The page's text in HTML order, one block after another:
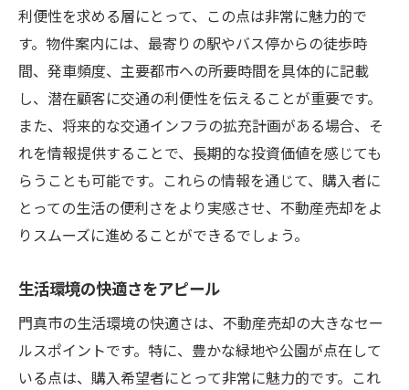
利便性を求める層にとって、この点は非常に魅力的で
す。物件案内には、最寄りの駅やバス停からの徒歩時
間、発車頻度、主要都市への所要時間を具体的に記載
し、潜在顧客に交通の利便性を伝えることが重要です。
また、将来的な交通インフラの拡充計画がある場合、そ
れを情報提供することで、長期的な投資価値を感じても
らうことも可能です。これらの情報を通じて、購入者に
とっての生活の便利さをより実感させ、不動産売却をよ
りスムーズに進めることができるでしょう。
生活環境の快適さをアピール
門真市の生活環境の快適さは、不動産売却の大きなセー
ルスポイントです。特に、豊かな緑地や公園が点在して
いる点は、購入希望者にとって非常に魅力的です。これ